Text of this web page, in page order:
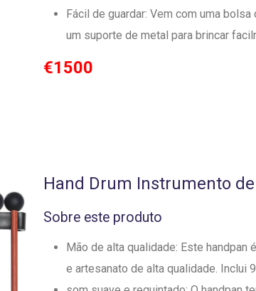
Fácil de guardar: Vem com uma
um suporte de metal para brincar
€1500
Hand Drum Instrumento
Sobre este produto
Mão de alta qualidade: Este
e artesanato de alta qualidade. Inclui